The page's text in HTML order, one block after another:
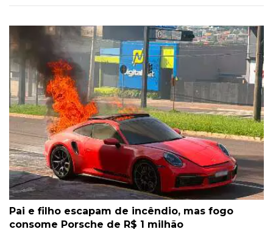
Pai e filho escapam de incêndio, mas fogo
consome Porsche de R$ 1 milhão